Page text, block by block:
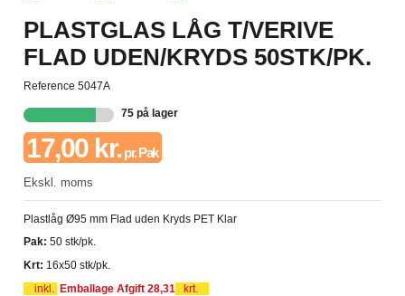
PLASTGLAS LÅG T/VERIVE
FLAD UDEN/KRYDS 50STK/PK.
Reference 5047A
75 på lager
17,00 kr.pr. Pak
Ekskl. moms
Plastlåg Ø95 mm Flad uden Kryds PET Klar
Pak: 50 stk/pk.
Krt: 16x50 stk/pk.
inkl.
Emballage Afgift 28,31 krt.